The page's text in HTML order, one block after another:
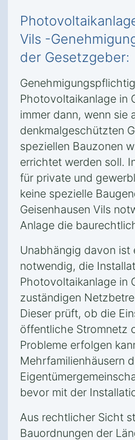
Vils -
der Gesetzgeber:
Photovoltaikanlage in
immer dann, wenn sie
denkmalgeschützten
speziellen Bauzonen
errichtet werden soll.
für private und
keine spezielle
Geisenhausen Vils
Anlage die
Unabhängig davon ist
notwendig, die
Photovoltaikanlage in
zuständigen
Dieser prüft, ob die
öffentliche Stromnetz
Probleme erfolgen
Mehrfamilienhäusern
bevor mit der
Aus rechtlicher Sicht
Bauordnungen der